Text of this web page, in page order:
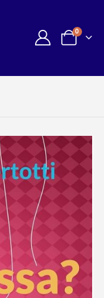
0